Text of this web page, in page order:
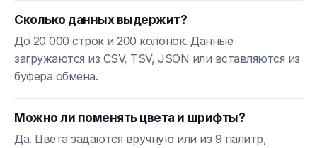
Сколько данных выдержит?
До 20 000 строк и 200 колонок. Данные
загружаются из CSV, TSV, JSON или вставляются из
буфера обмена.
Можно ли поменять цвета и шрифты?
Да. Цвета задаются вручную или из 9 палитр,